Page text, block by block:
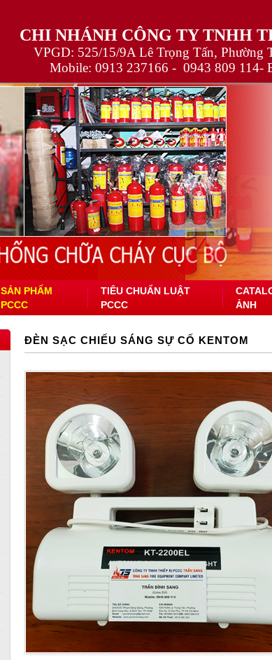
CHI NHÁNH CÔNG TY TNHH
VPGD: 525/15/9A Lê Trọng Tấn, Phường
Mobile: 0913 237166 - 0943 809 114-
SẢN PHẨM
PCCC
TIÊU CHUẨN LUẬT
PCCC
ẢNH
ĐÈN SẠC CHIẾU SÁNG SỰ CỐ KENTOM